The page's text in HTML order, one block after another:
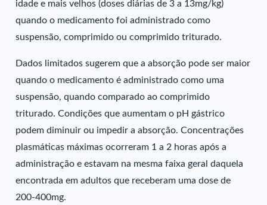
idade e mais velhos (doses diárias de 3 a 13mg/kg)
quando o medicamento foi administrado como
suspensão, comprimido ou comprimido triturado.
Dados limitados sugerem que a absorção pode ser maior
quando o medicamento é administrado como uma
suspensão, quando comparado ao comprimido
triturado. Condições que aumentam o pH gástrico
podem diminuir ou impedir a absorção. Concentrações
plasmáticas máximas ocorreram 1 a 2 horas após a
administração e estavam na mesma faixa geral daquela
encontrada em adultos que receberam uma dose de
200-400mg.